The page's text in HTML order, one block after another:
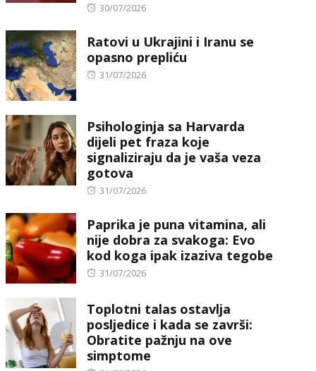
Posted
30/07/2026
Ratovi u Ukrajini i Iranu se
opasno prepliću
Posted
31/07/2026
Psihologinja sa Harvarda
dijeli pet fraza koje
signaliziraju da je vaša veza
gotova
Posted
31/07/2026
Paprika je puna vitamina, ali
nije dobra za svakoga: Evo
kod koga ipak izaziva tegobe
Posted
31/07/2026
Toplotni talas ostavlja
posljedice i kada se završi:
Obratite pažnju na ove
simptome